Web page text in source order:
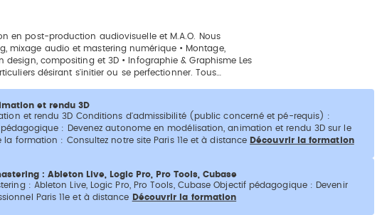
en post-production audiovisuelle et M.A.O. Nous
mixage audio et mastering numérique • Montage,
compositing et 3D • Infographie & Graphisme Les
désirant s'initier ou se perfectionner. Tous…
et rendu 3D
et rendu 3D Conditions d'admissibilité (public concerné et pé-requis) :
: Devenez autonome en modélisation, animation et rendu 3D sur le
formation : Consultez notre site Paris 11e et à distance Découvrir la formation
: Ableton Live, Logic Pro, Pro Tools, Cubase
: Ableton Live, Logic Pro, Pro Tools, Cubase Objectif pédagogique : Devenir
Paris 11e et à distance
Découvrir la formation